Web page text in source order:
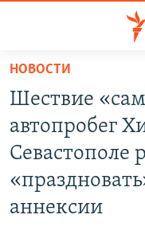
Вернуться
основному
содержанию
Вернутся
главной
навигации
СПЕЦПРОЕКТЫ
ВОДА
ЕЩЕ
НОВОСТИ
Шествие
автопробег
Севастополе
аннексии